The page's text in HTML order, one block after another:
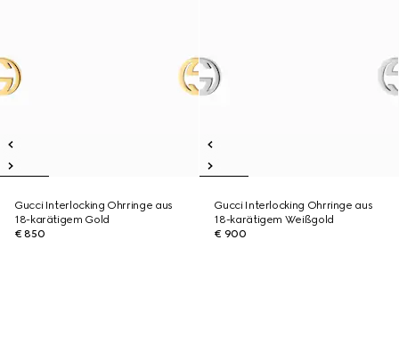
Gucci Interlocking Ohrringe aus
18-karätigem Gold
€ 850
Gucci Interlocking Ohrringe aus
18-karätigem Weißgold
€ 900